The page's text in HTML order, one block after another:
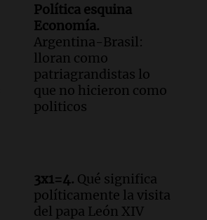
Política esquina
Economía.
Argentina-Brasil:
lloran como
patriagrandistas lo
que no hicieron como
politicos
3x1=4. Qué significa
políticamente la visita
del papa León XIV